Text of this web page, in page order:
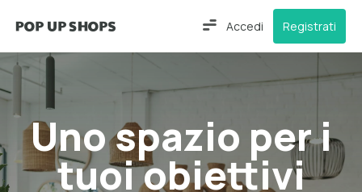
Accedi Registrati
Uno spazio per i
tuoi obiettivi